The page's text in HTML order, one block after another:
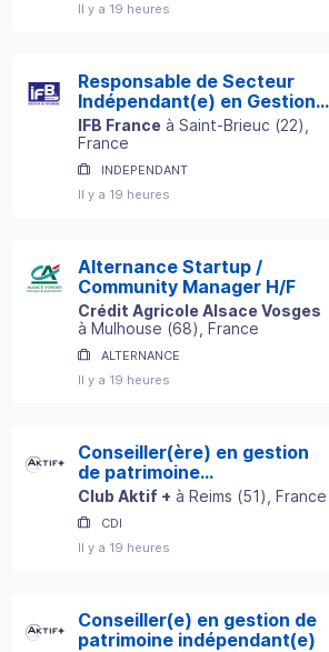
Il y a 19 heures
Responsable de Secteur
Indépendant(e) en Gestion
de Patrimoine
IFB France à Saint-Brieuc (22)
France
INDEPENDANT
Il y a 19 heures
Alternance Startup /
Community Manager H/F
Crédit Agricole Alsace Vosges
à Mulhouse (68) , France
ALTERNANCE
Il y a 19 heures
Conseiller(ère) en gestion
de patrimoine
indépendant(e)
Club Aktif + à Reims (51) , France
CDI
Il y a 19 heures
Conseiller(e) en gestion de
patrimoine indépendant(e)